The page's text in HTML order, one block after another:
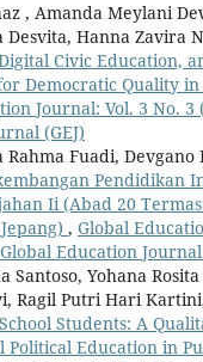
, Amanda Meylani
Desvita, Hanna Zavira
Civic Education,
Democratic Quality
Journal: Vol. 3 No. 3
(GEJ)
Fuadi, Devgano
Pendidikan
Ii (Abad 20
, Global
Education Journal
Santoso, Yohana
Ragil Putri Hari
Students: A
Political Education in